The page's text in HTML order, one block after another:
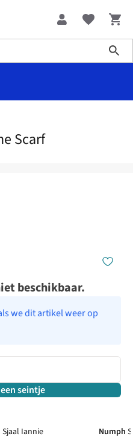
Scarf
beschikbaar.
we dit artikel weer op
seintje
Sjaal Iannie Numph